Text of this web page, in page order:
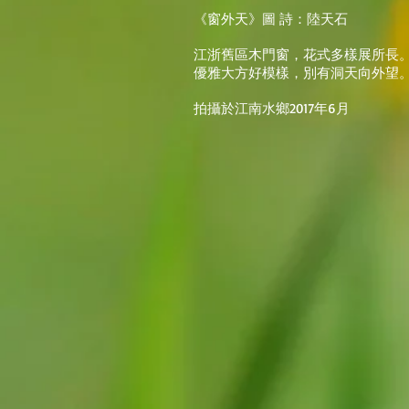
《窗外天》圖 詩：陸天石
江浙舊區木門窗，花式多樣展所長
優雅大方好模樣，別有洞天向外望
拍攝於江南水鄉2017年6月